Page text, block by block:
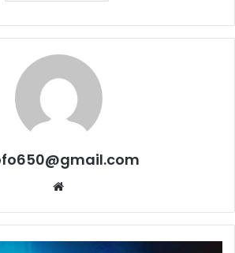
Website